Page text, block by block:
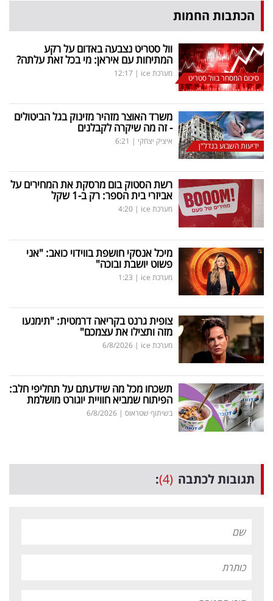
הכתבות החמות
סיכום המסחר בוול סטריט
וול סטריט נצבעה באדום על רקע
המתיחות עם איראן: מי בכל זאת עלתה?
מערכת ice |
12:17
ידיעות השבוע בנדל"ן
משרד האוצר מזהיר מזינוק בגל הביטולים
- זה מה שיקרה לקבלנים
איציק יצחקי |
6:21
רשת הסטוק בום מרסקת את המחירים על
אביזרי בית הספר: רק ב-1 שקל
מערכת ice |
4:20
מיכל אנסקי חושפת בווידוי כואב: "אני
פשוט יושבת ובוכה"
מערכת ice |
1:23
צופית גרנט בקריאה דרמטית: "תימנעו
מזה ותצילו את עצמכם"
מערכת ice |
6/8/2026
תשכחו מכל מה שידעתם על תחליפי חלב:
הפיתוח שמביא חוויית יוגורט מושלמת
בשיתוף שטראוס |
6/8/2026
תגובות לכתבה (4)
: